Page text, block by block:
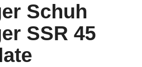
Schuh
SSR 45